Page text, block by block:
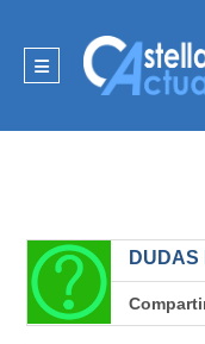
DUDAS